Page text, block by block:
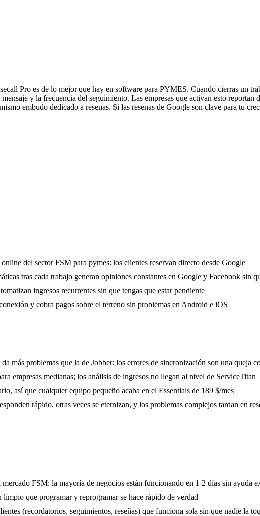
Pro es de lo mejor que hay en software para PYMES. Cuando cierras un
y la frecuencia del seguimiento. Las empresas que activan esto
embudo dedicado a resenas. Si las resenas de Google son clave para tu
del sector FSM para pymes: los clientes reservan directo desde Google
tras cada trabajo generan opiniones constantes en Google y Facebook sin
ingresos recurrentes sin que tengas que estar pendiente
y cobra pagos sobre el terreno sin problemas en Android e iOS
más problemas que la de Jobber: los errores de sincronización son una queja
empresas medianas; los análisis de ingresos no llegan al nivel de ServiceTitan
así que cualquier equipo pequeño acaba en el Essentials de 189 $/mes
rápido, otras veces se eternizan, y los problemas complejos tardan en
FSM: la mayoría de negocios están funcionando en 1-2 días sin ayuda
limpio que programar y reprogramar se hace rápido de verdad
(recordatorios, seguimientos, reseñas) que funciona sola sin que nadie la